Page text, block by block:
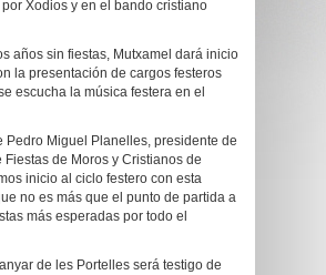
Xodios y en el bando cristiano
años sin fiestas, Mutxamel dará inicio
la presentación de cargos festeros
escucha la música festera en el
Pedro Miguel Planelles, presidente de
Fiestas de Moros y Cristianos de
inicio al ciclo festero con esta
no es más que el punto de partida a
más esperadas por todo el
de les Portelles será testigo de